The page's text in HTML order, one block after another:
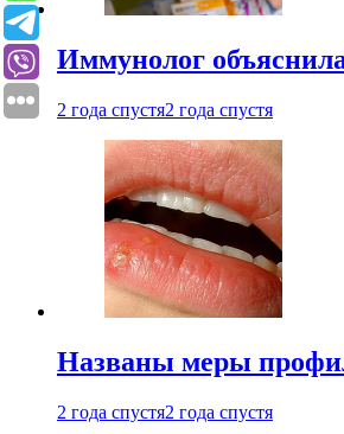
Иммунолог
2 года спустя2 года спустя
Названы меры
2 года спустя2 года спустя